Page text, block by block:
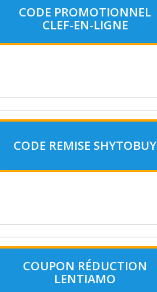
CODE PROMOTIONNEL
CLEF-EN-LIGNE
CODE REMISE SHYTOBUY
COUPON RÉDUCTION
LENTIAMO